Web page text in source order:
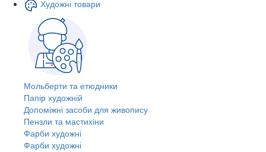
Художні товари
Мольберти та етюдники
Папір художній
Допоміжні засоби для живопису
Пензли та мастихіни
Фарби художні
Фарби художні